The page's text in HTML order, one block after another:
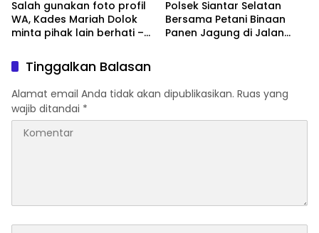
Salah gunakan foto profil
WA, Kades Mariah Dolok
minta pihak lain berhati –
Polsek Siantar Selatan
Bersama Petani Binaan
Panen Jagung di Jalan
Tinggalkan Balasan
Alamat email Anda tidak akan dipublikasikan. Ruas yang
wajib ditandai *